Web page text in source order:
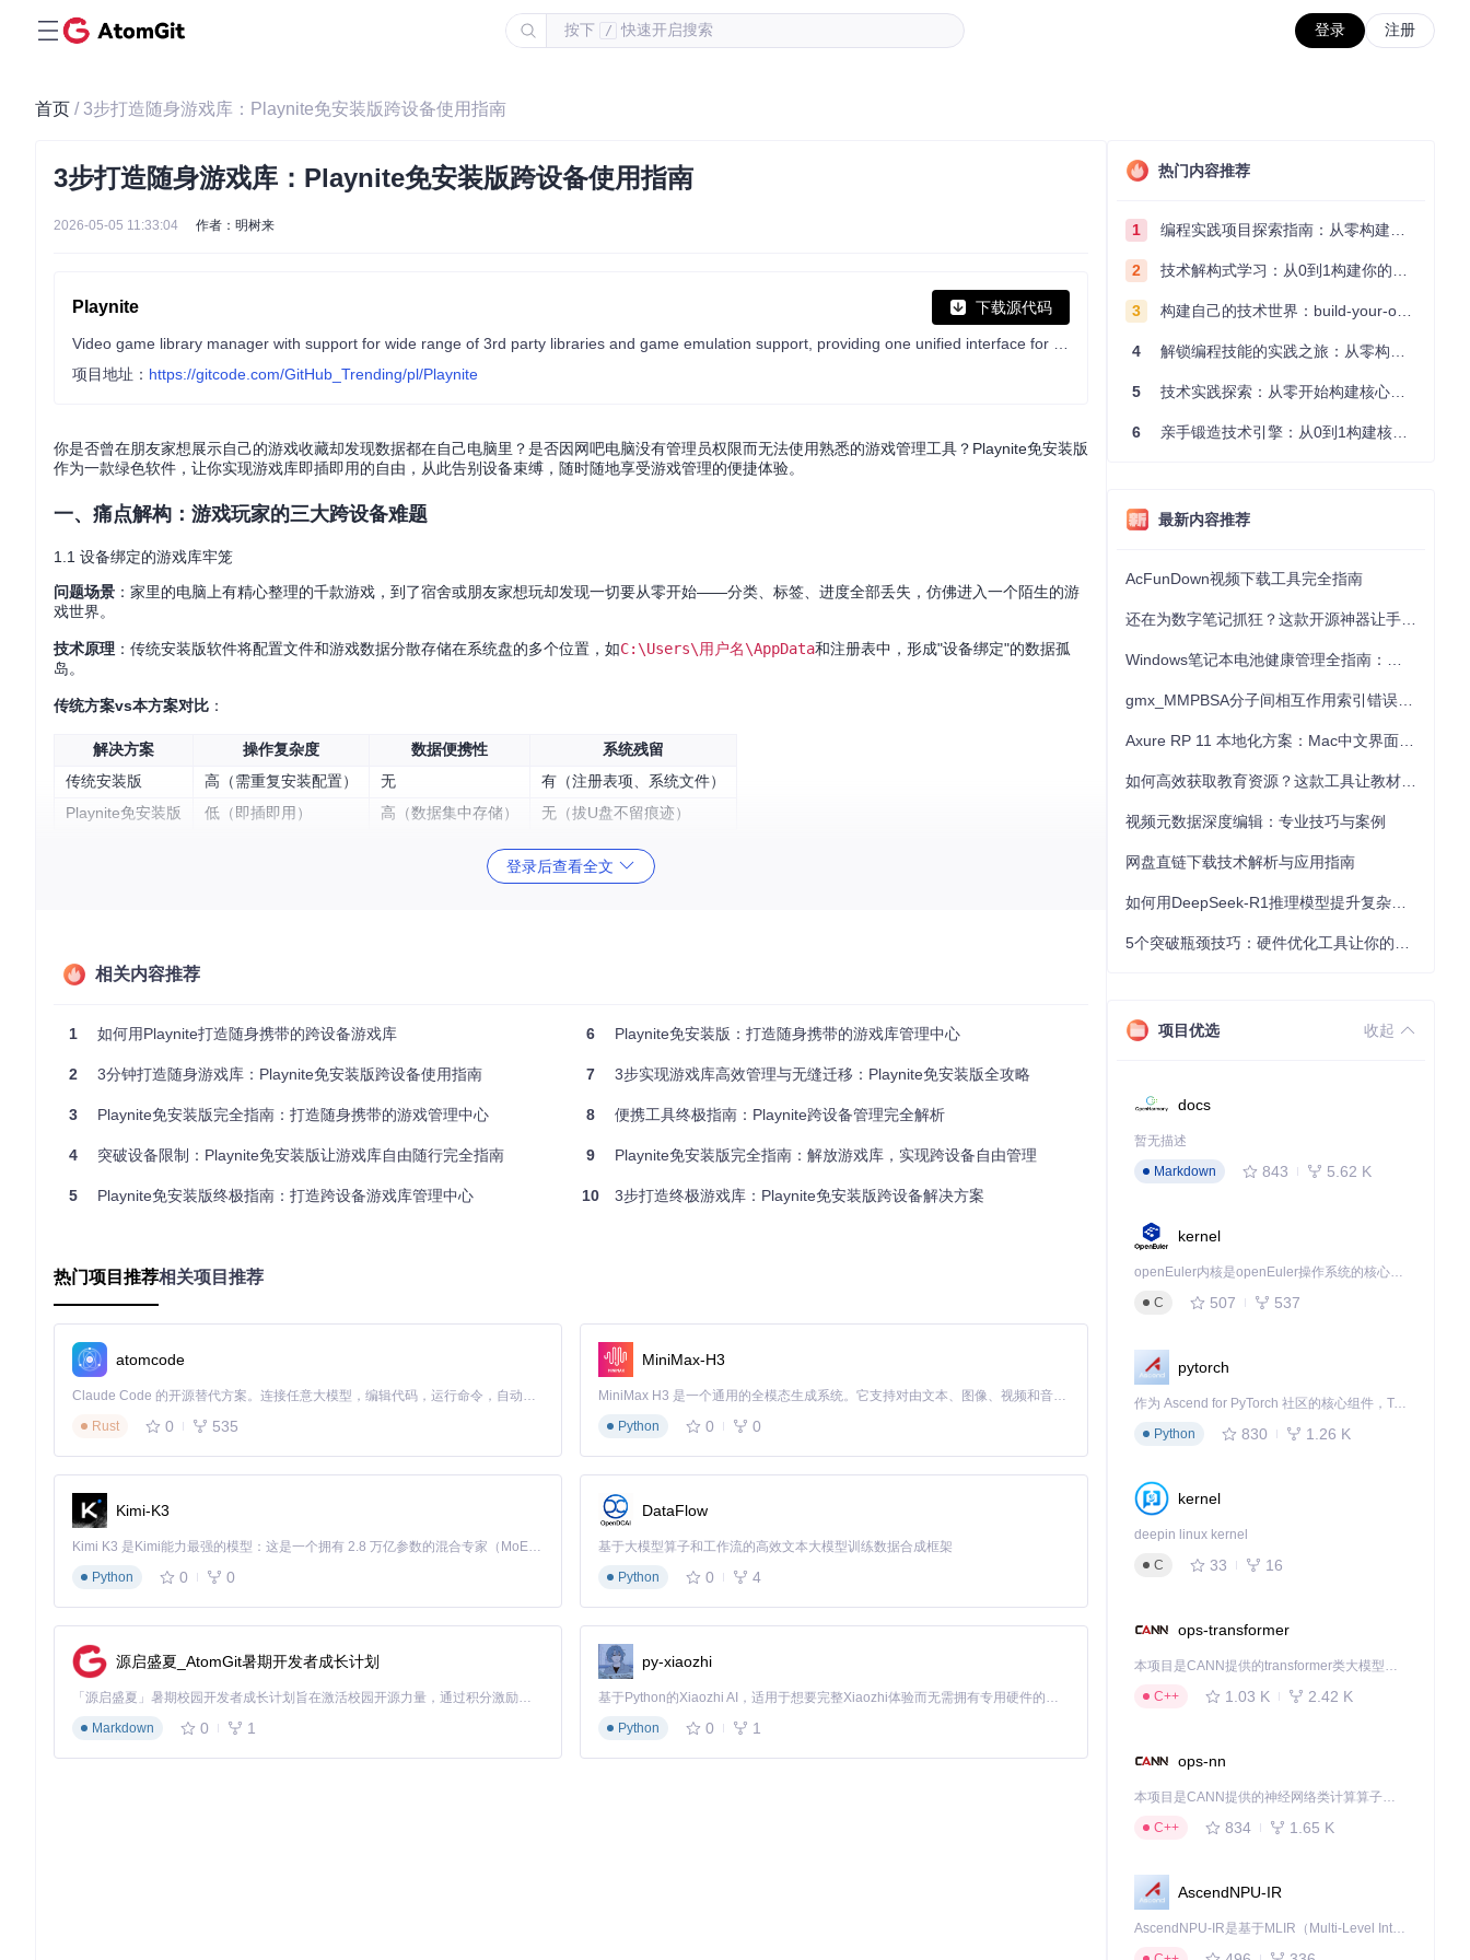
按下 / 快速开启搜索 登录 注册
首页 / 3步打造随身游戏库：Playnite免安装版跨设备使用指南
3步打造随身游戏库：Playnite免安装版跨设备使用指南
2026-05-05 11:33:04 作者：明树来
Playnite 下载源代码
项目地址： https://gitcode.com/GitHub_Trending/pl/Playnite
你是否曾在朋友家想展示自己的游戏收藏却发现数据都在自己电脑里？是否因网吧电脑没有管理员权限而无法使用熟悉的游戏管理工具？Playnite免安装版
作为一款绿色软件，让你实现游戏库即插即用的自由，从此告别设备束缚，随时随地享受游戏管理的便捷体验。
一、痛点解构：游戏玩家的三大跨设备难题
1.1 设备绑定的游戏库牢笼
问题场景 ：家里的电脑上有精心整理的千款游戏，到了宿舍或朋友家想玩却发现一切要从零开始——分类、标签、进度全部丢失，仿佛进入一个陌生的游
戏世界。
技术原理 ：传统安装版软件将配置文件和游戏数据分散存储在系统盘的多个位置，如C:\Users\用户名\AppData和注册表中，形成"设备绑定"的数据孤
岛。
传统方案vs本方案对比 ：
解决方案 操作复杂度 数据便携性
系统残留
传统安装版
高（需重复安装配置） 无
有（注册表项、系统文件）
Playnite免安装版
低（即插即用） 高（数据集中存储） 无（拔U盘不留痕迹）
[!WARNING] 误区提醒：很多玩家认为"免安装就是解压就能用"，实际上真正的便携化需要确保
技术原理：Playnite免安装版采用"绿色软件"设计理念，通过相对路径引用资源，不修改系统注册表，不写入Program Files目录，完美规避权限限制。
数据自包含：所有用户数据存储在程序目录下的
配置相对化
：使用相对路径替代绝对路径，适应不同设备的盘符变化
依赖内置化：关键运行库如 SDL2.dll等直接打包在程序目录
2.1 三步完成基础部署
准备工作
：需要一个至少8GB容量的U盘或移动硬盘，建议USB 3.0以上接口提升读写速度。
或直接下载压缩包并解压到移动存储根目录
启用便携模式
首次启动程序，进入设置界面
找到"系统"选项卡，勾选"以便携模式运行"
确认数据存储路径为移动设备上的Playnite\database
③基础配置优化
设置游戏库自动备份（推荐每日一次）
配置缓存清理策略（建议保留最近3个月缓存）
登录后查看全文
相关内容推荐
1 如何用Playnite打造随身携带的跨设备游戏库
2 3分钟打造随身游戏库：Playnite免安装版跨设备使用指南
3 Playnite免安装版完全指南：打造随身携带的游戏管理中心
4 突破设备限制：Playnite免安装版让游戏库自由随行完全指南
5 Playnite免安装版终极指南：打造跨设备游戏库管理中心
6 Playnite免安装版：打造随身携带的游戏库管理中心
7 3步实现游戏库高效管理与无缝迁移：Playnite免安装版全攻略
8 便携工具终极指南：Playnite跨设备管理完全解析
9 Playnite免安装版完全指南：解放游戏库，实现跨设备自由管理
10 3步打造终极游戏库：Playnite免安装版跨设备解决方案
热门项目推荐相关项目推荐
atomcode
Claude Code 的开源替代方案。连接任意大模型，编辑代码，运行命令，自动验证 — 全自动执行。用 Rust 构建，极致性能。 ｜ An open-source alternative to Claude Code. Connect any LLM, edit code, run commands, and verify changes — autonomously. Built in Rust for speed. Get Started
Rust
0 535
MiniMax-H3
MiniMax H3 是一个通用的全模态生成系统。它支持对由文本、图像、视频和音频组成的多模态上下文进行统一理解，并能生成分辨率高达 2K、时长可达 15 秒的带原生立体声音频的视频。得益于面向任务泛化的系统设计，H3 在预训练阶段就已具备广泛的多模态上下文理解与生成能力，能够出色地执行复杂的多模态指令。
Python
0 0
Kimi-K3
Kimi K3 是Kimi能力最强的模型：这是一个拥有 2.8 万亿参数的混合专家（MoE）模型，具备原生视觉理解能力，并支持 100 万 token 的上下文窗口。
Python
0 0
DataFlow
基于大模型算子和工作流的高效文本大模型训练数据合成框架
Python
0 4
源启盛夏_AtomGit暑期开发者成长计划
「源启盛夏」暑期校园开发者成长计划旨在激活校园开源力量，通过积分激励、认证扶持、资源倾斜等形式，引导高校组织和开发者完成「入驻 — 建项目 — 做贡献 — 获认证 — 得资源」的完整闭环。无论你是想带领社团入驻平台的组织者，还是希望用代码贡献证明自己的开发者，都能在这里找到属于你的成长路径。
Markdown
0 1
py-xiaozhi
基于Python的Xiaozhi AI，适用于想要完整Xiaozhi体验而无需拥有专用硬件的用户。
Python
0 1
热门内容推荐
1 编程实践项目探索指南：从零构建技术能力体系
2 技术解构式学习：从0到1构建你的编程知识体系
3 构建自己的技术世界：build-your-own-x项目的实践探索指南
4 解锁编程技能的实践之旅：从零构建你的技术世界
5 技术实践探索：从零开始构建核心系统的实践指南
6 亲手锻造技术引擎：从0到1构建核心系统的实践指南
最新内容推荐
AcFunDown视频下载工具完全指南
视频元数据深度编辑：专业技巧与案例
网盘直链下载技术解析与应用指南
项目优选 收起
docs
暂无描述
Markdown
843 5.62 K
kernel
openEuler内核是openEuler操作系统的核心，既是系统性能与稳定性的基石，也是连接处理器、设备与服务的桥梁。
C
507 537
pytorch
作为 Ascend for PyTorch 社区的核心组件，TorchNPU 是昇腾专为 PyTorch 打造的深度学习适配插件，使 PyTorch 框架能够直接调用昇腾 NPU，为开发者提供昇腾 AI 处理器的超强算力。
Python
830 1.26 K
kernel
deepin linux kernel
C
33 16
ops-transformer
本项目是CANN提供的transformer类大模型算子库，实现网络在NPU上加速计算。
C++
1.03 K 2.42 K
ops-nn
本项目是CANN提供的神经网络类计算算子库，实现网络在NPU上加速计算。
C++
834 1.65 K
AscendNPU-IR
AscendNPU-IR是基于MLIR（Multi-Level Intermediate Representation）构建的，面向昇腾亲和算子编译时使用的中间表示，提供昇腾完备表达能力，通过编译优化提升昇腾AI处理器计算效率，支持通过生态框架使能昇腾AI处理器与深度调优